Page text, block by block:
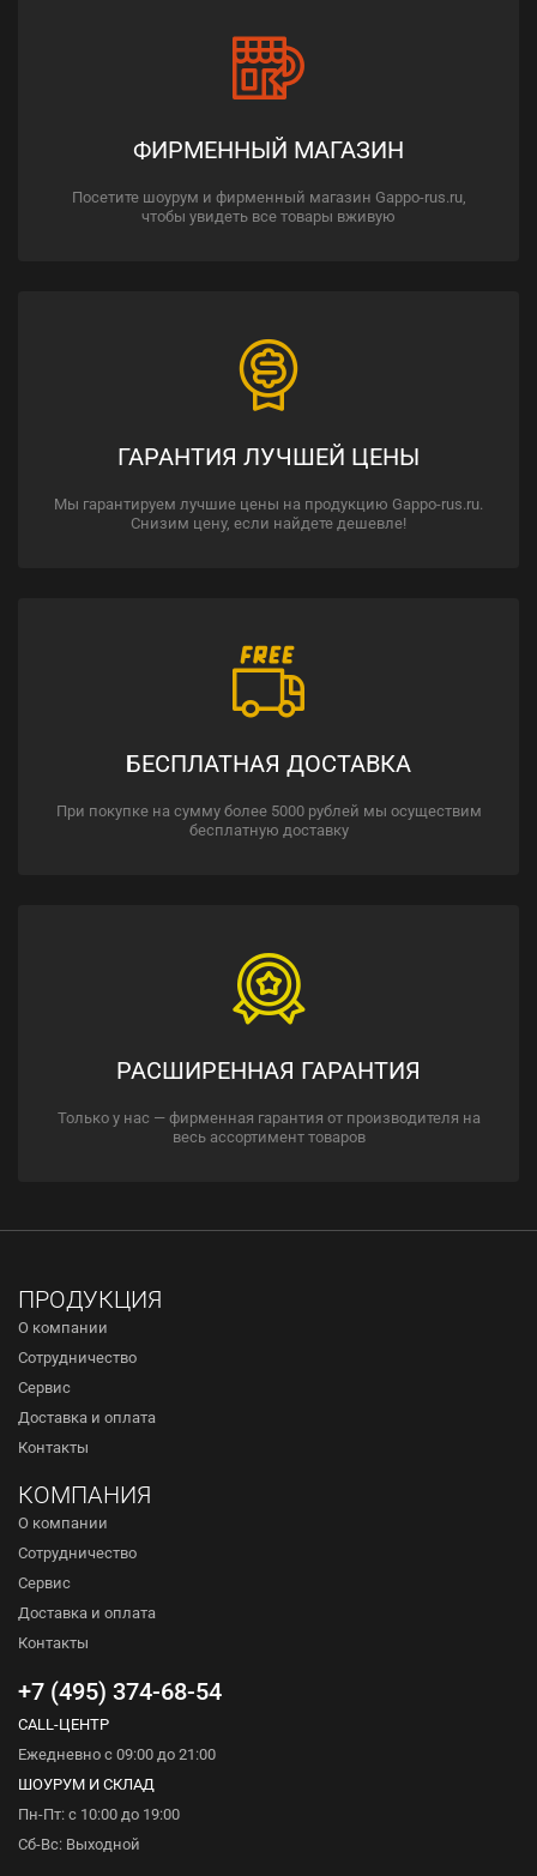
ФИРМЕННЫЙ МАГАЗИН
Посетите шоурум и фирменный магазин Gappo-rus.ru,
чтобы увидеть все товары вживую
ГАРАНТИЯ ЛУЧШЕЙ ЦЕНЫ
Мы гарантируем лучшие цены на продукцию Gappo-rus.ru.
Снизим цену, если найдете дешевле!
БЕСПЛАТНАЯ ДОСТАВКА
При покупке на сумму более 5000 рублей мы осуществим
бесплатную доставку
РАСШИРЕННАЯ ГАРАНТИЯ
Только у нас — фирменная гарантия от производителя на
весь ассортимент товаров
ПРОДУКЦИЯ
О компании
Сотрудничество
Сервис
Доставка и оплата
Контакты
КОМПАНИЯ
О компании
Сотрудничество
Сервис
Доставка и оплата
Контакты
+7 (495) 374-68-54
CALL-ЦЕНТР
Ежедневно с 09:00 до 21:00
ШОУРУМ И СКЛАД
Пн-Пт: с 10:00 до 19:00
Сб-Вс: Выходной